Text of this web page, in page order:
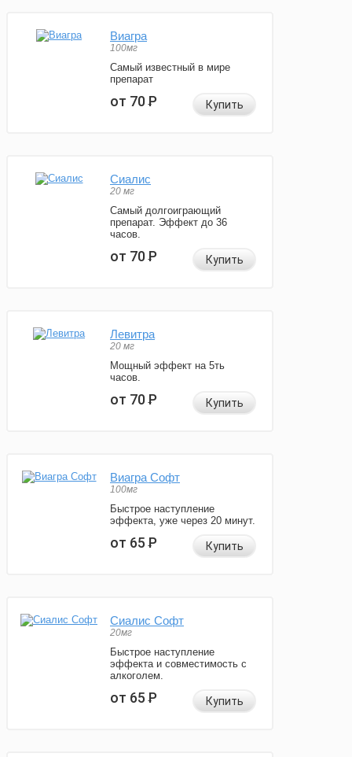
Виагра
100мг
Самый известный в мире
препарат
от 70Р Купить
Сиалис
20 мг
Самый долгоиграющий
препарат. Эффект до 36
часов.
от 70Р Купить
Левитра
20 мг
Мощный эффект на 5ть
часов.
от 70Р Купить
Виагра Софт
100мг
Быстрое наступление
эффекта, уже через 20 минут.
от 65Р Купить
Сиалис Софт
20мг
Быстрое наступление
эффекта и совместимость с
алкоголем.
от 65Р Купить